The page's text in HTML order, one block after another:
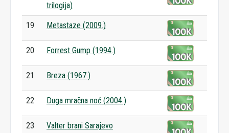
trilogija)
19 Metastaze (2009.)
20 Forrest Gump (1994.)
21 Breza (1967.)
22 Duga mračna noć (2004.)
23 Valter brani Sarajevo